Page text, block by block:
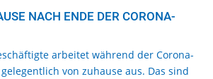
NACH ENDE DER CORONA-
arbeitet während der Corona-
von zuhause aus. Das sind